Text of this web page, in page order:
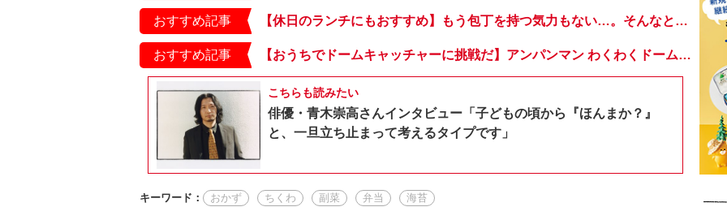
おすすめ記事 【休日のランチにもおすすめ】もう包丁を持つ気力もない…。そんなときは「とろとろ卵のせチャーハン」はいかが？
おすすめ記事 【おうちでドームキャッチャーに挑戦だ】アンパンマン わくわくドームキャッチャー
こちらも読みたい
俳優・青木崇高さんインタビュー「子どもの頃から『ほんまか？』
と、一旦立ち止まって考えるタイプです」
キーワード： おかず ちくわ 副菜 弁当 海苔